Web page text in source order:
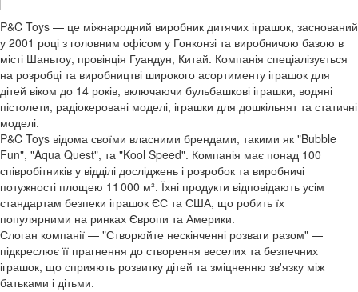
P&C Toys — це міжнародний виробник дитячих іграшок, заснований
у 2001 році з головним офісом у Гонконзі та виробничою базою в
місті Шаньтоу, провінція Гуандун, Китай. Компанія спеціалізується
на розробці та виробництві широкого асортименту іграшок для
дітей віком до 14 років, включаючи бульбашкові іграшки, водяні
пістолети, радіокеровані моделі, іграшки для дошкільнят та статичні
моделі.
P&C Toys відома своїми власними брендами, такими як "Bubble
Fun", "Aqua Quest", та "Kool Speed". Компанія має понад 100
співробітників у відділі досліджень і розробок та виробничі
потужності площею 11 000 м². Їхні продукти відповідають усім
стандартам безпеки іграшок ЄС та США, що робить їх
популярними на ринках Європи та Америки.
Слоган компанії — "Створюйте нескінченні розваги разом" —
підкреслює її прагнення до створення веселих та безпечних
іграшок, що сприяють розвитку дітей та зміцненню зв'язку між
батьками і дітьми.